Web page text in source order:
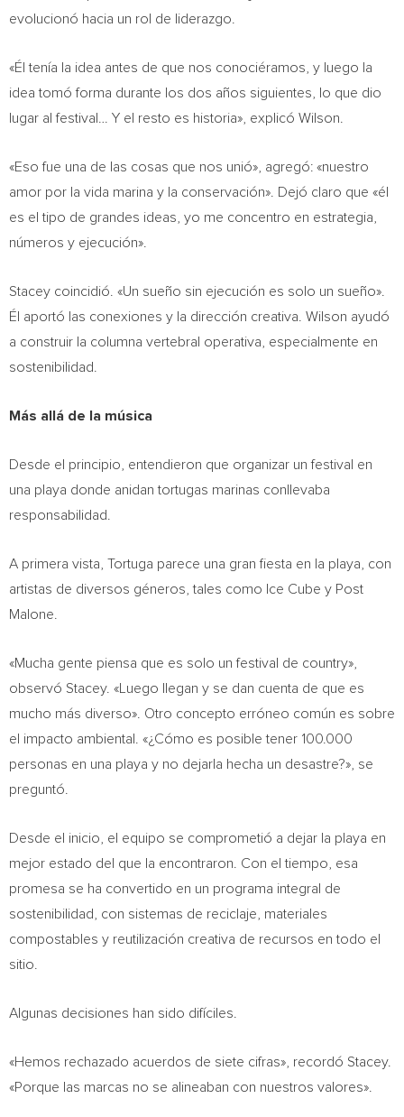
evolucionó hacia un rol de liderazgo.
«Él tenía la idea antes de que nos conociéramos, y luego la
idea tomó forma durante los dos años siguientes, lo que dio
lugar al festival… Y el resto es historia», explicó Wilson.
«Eso fue una de las cosas que nos unió», agregó: «nuestro
amor por la vida marina y la conservación». Dejó claro que «él
es el tipo de grandes ideas, yo me concentro en estrategia,
números y ejecución».
Stacey coincidió. «Un sueño sin ejecución es solo un sueño».
Él aportó las conexiones y la dirección creativa. Wilson ayudó
a construir la columna vertebral operativa, especialmente en
sostenibilidad.
Más allá de la música
Desde el principio, entendieron que organizar un festival en
una playa donde anidan tortugas marinas conllevaba
responsabilidad.
A primera vista, Tortuga parece una gran fiesta en la playa, con
artistas de diversos géneros, tales como Ice Cube y Post
Malone.
«Mucha gente piensa que es solo un festival de country»,
observó Stacey. «Luego llegan y se dan cuenta de que es
mucho más diverso». Otro concepto erróneo común es sobre
el impacto ambiental. «¿Cómo es posible tener 100.000
personas en una playa y no dejarla hecha un desastre?», se
preguntó.
Desde el inicio, el equipo se comprometió a dejar la playa en
mejor estado del que la encontraron. Con el tiempo, esa
promesa se ha convertido en un programa integral de
sostenibilidad, con sistemas de reciclaje, materiales
compostables y reutilización creativa de recursos en todo el
sitio.
Algunas decisiones han sido difíciles.
«Hemos rechazado acuerdos de siete cifras», recordó Stacey.
«Porque las marcas no se alineaban con nuestros valores».